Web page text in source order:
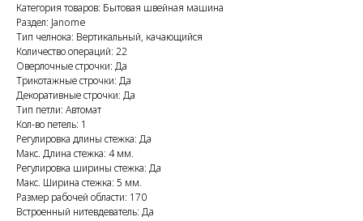
Категория товаров: Бытовая швейная машина
Раздел: Janome
Тип челнока: Вертикальный, качающийся
Количество операций: 22
Оверлочные строчки: Да
Трикотажные строчки: Да
Декоративные строчки: Да
Тип петли: Автомат
Кол-во петель: 1
Регулировка длины стежка: Да
Макс. Длина стежка: 4 мм.
Регулировка ширины стежка: Да
Макс. Ширина стежка: 5 мм.
Размер рабочей области: 170
Встроенный нитевдеватель: Да